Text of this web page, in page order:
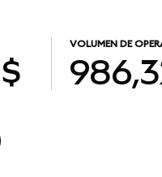
VOLUMEN DE